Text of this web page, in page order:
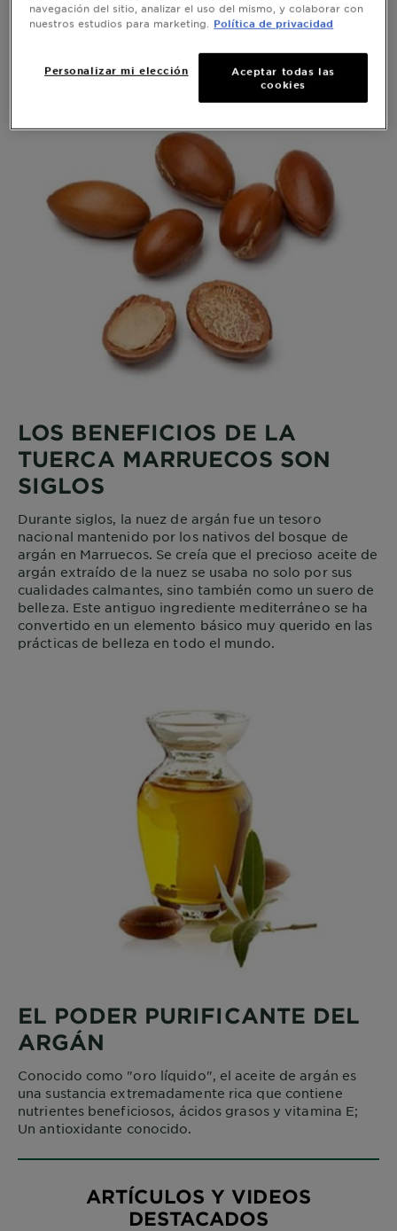
Oro líquido
LOS BENEFICIOS DE LA
TUERCA MARRUECOS SON
SIGLOS
Durante siglos, la nuez de argán fue un tesoro
nacional mantenido por los nativos del bosque de
argán en Marruecos. Se creía que el precioso aceite de
argán extraído de la nuez se usaba no solo por sus
cualidades calmantes, sino también como un suero de
belleza. Este antiguo ingrediente mediterráneo se ha
convertido en un elemento básico muy querido en las
prácticas de belleza en todo el mundo.
EL PODER PURIFICANTE DEL
ARGÁN
Conocido como "oro líquido", el aceite de argán es
una sustancia extremadamente rica que contiene
nutrientes beneficiosos, ácidos grasos y vitamina E;
Un antioxidante conocido.
ARTÍCULOS Y VIDEOS
DESTACADOS
navegación del sitio, analizar el uso del mismo, y colaborar con
nuestros estudios para marketing. Política de privacidad
Aceptar todas las
cookies
Personalizar mi elección